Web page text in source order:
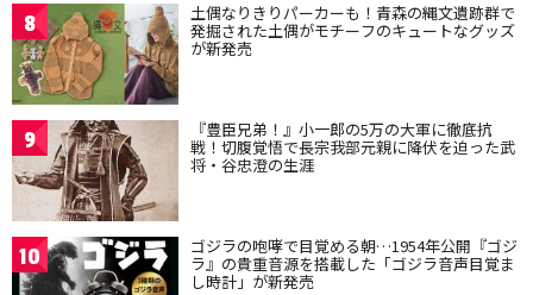
8 土偶なりきりパーカーも！青森の縄文遺跡群で
発掘された土偶がモチーフのキュートなグッズ
が新発売
9 『豊臣兄弟！』小一郎の5万の大軍に徹底抗
戦！切腹覚悟で長宗我部元親に降伏を迫った武
将・谷忠澄の生涯
10 ゴジラの咆哮で目覚める朝…1954年公開『ゴジ
ラ』の貴重音源を搭載した「ゴジラ音声目覚ま
し時計」が新発売